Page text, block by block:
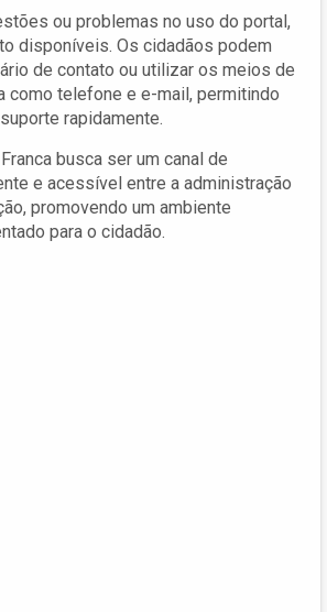
ou problemas no uso do portal,
disponíveis. Os cidadãos podem
de contato ou utilizar os meios de
como telefone e e-mail, permitindo
rapidamente.
busca ser um canal de
e acessível entre a administração
promovendo um ambiente
para o cidadão.